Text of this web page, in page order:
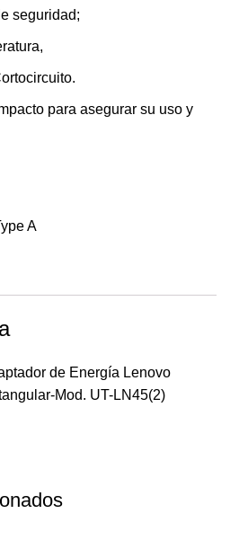
seguridad;
para asegurar su uso y
A
de Energía Lenovo
Mod. UT-LN45(2)